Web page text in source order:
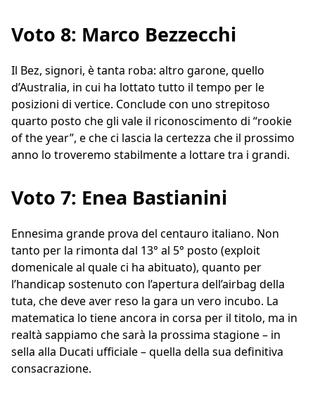
Voto 8: Marco Bezzecchi
Il Bez, signori, è tanta roba: altro garone, quello
d’Australia, in cui ha lottato tutto il tempo per le
posizioni di vertice. Conclude con uno strepitoso
quarto posto che gli vale il riconoscimento di “rookie
of the year”, e che ci lascia la certezza che il prossimo
anno lo troveremo stabilmente a lottare tra i grandi.
Voto 7: Enea Bastianini
Ennesima grande prova del centauro italiano. Non
tanto per la rimonta dal 13° al 5° posto (exploit
domenicale al quale ci ha abituato), quanto per
l’handicap sostenuto con l’apertura dell’airbag della
tuta, che deve aver reso la gara un vero incubo. La
matematica lo tiene ancora in corsa per il titolo, ma in
realtà sappiamo che sarà la prossima stagione – in
sella alla Ducati ufficiale – quella della sua definitiva
consacrazione.